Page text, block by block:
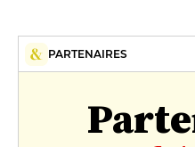
PARTENAIRES